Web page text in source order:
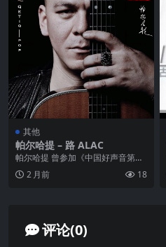
其他
帕尔哈提 – 路 ALAC
帕尔哈提 曾参加《中国好声音第三
季》获 全国总决赛亚军 《路》是帕
尔哈提于202...
2 月前 18
评论(0)